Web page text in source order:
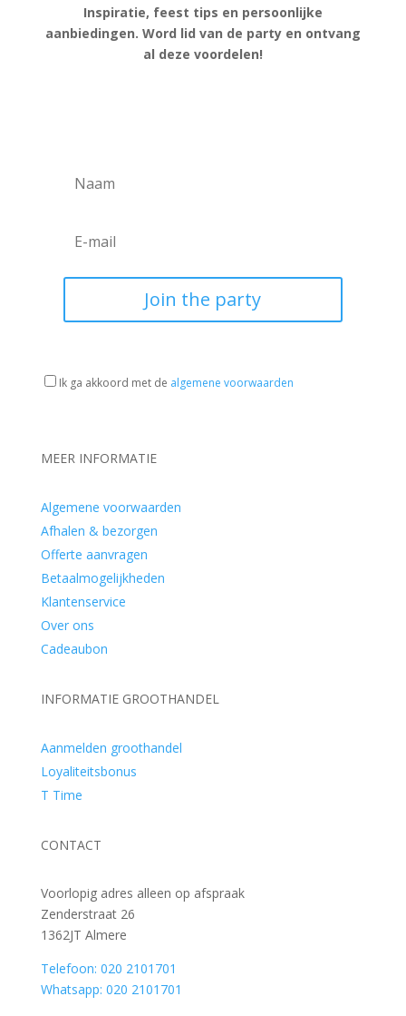
Inspiratie, feest tips en persoonlijke
aanbiedingen. Word lid van de party en ontvang
al deze voordelen!
Join the party
Ik ga akkoord met de algemene voorwaarden
MEER INFORMATIE
Algemene voorwaarden
Afhalen & bezorgen
Offerte aanvragen
Betaalmogelijkheden
Klantenservice
Over ons
Cadeaubon
INFORMATIE GROOTHANDEL
Aanmelden groothandel
Loyaliteitsbonus
T Time
CONTACT
Voorlopig adres alleen op afspraak
Zenderstraat 26
1362JT Almere
Telefoon: 020 2101701
Whatsapp: 020 2101701